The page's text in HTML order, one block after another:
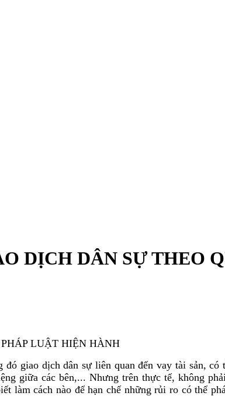
DỊCH DÂN SỰ THEO
LUẬT HIỆN HÀNH
giao dịch dân sự liên quan đến vay tài sản,
giữa các bên,... Nhưng trên thực tế, không
làm cách nào để hạn chế những rủi ro có thể